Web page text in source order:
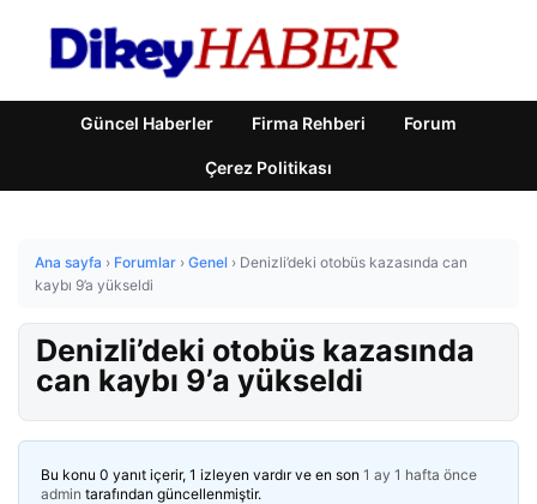
Güncel Haberler Firma Rehberi Forum
Çerez Politikası
Ana sayfa › Forumlar › Genel › Denizli’deki otobüs kazasında can
kaybı 9’a yükseldi
Denizli’deki otobüs kazasında
can kaybı 9’a yükseldi
Bu konu 0 yanıt içerir, 1 izleyen vardır ve en son 1 ay 1 hafta önce
admin tarafından güncellenmiştir.